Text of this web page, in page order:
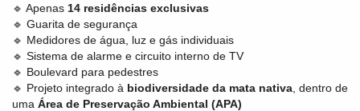
🔹 Apenas 14 residências exclusivas
🔹 Guarita de segurança
🔹 Medidores de água, luz e gás individuais
🔹 Sistema de alarme e circuito interno de TV
🔹 Boulevard para pedestres
🔹 Projeto integrado à biodiversidade da mata nativa , dentro de
uma Área de Preservação Ambiental (APA)